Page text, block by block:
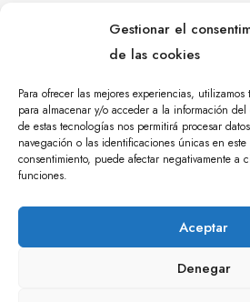
Gestionar el
de las cookies
Para ofrecer las mejores experiencias,
para almacenar y/o acceder a la información
de estas tecnologías nos permitirá procesar
navegación o las identificaciones únicas en
consentimiento, puede afectar negativamente a
funciones.
Aceptar
Denegar
RESERVADOS. AGENCIA DE
ÁNGULO TRES.